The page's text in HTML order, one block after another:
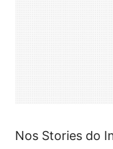
Nos Stories do